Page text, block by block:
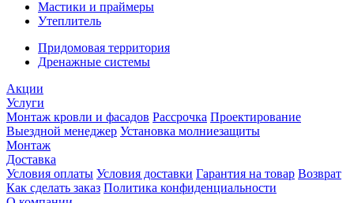
Мастики и праймеры
Утеплитель
Придомовая территория
Дренажные системы
Акции
Услуги
Монтаж кровли и фасадов Рассрочка Проектирование
Выездной менеджер Установка молниезащиты
Монтаж
Доставка
Условия оплаты Условия доставки Гарантия на товар Возврат
Как сделать заказ Политика конфиденциальности